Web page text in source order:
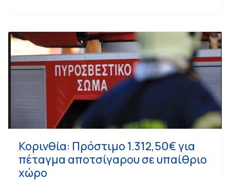
Κορινθία: Πρόστιμο 1.312,50€ για
πέταγμα αποτσίγαρου σε υπαίθριο
χώρο